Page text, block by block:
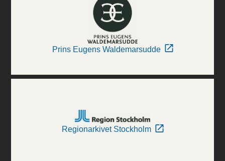
Prins Eugens Waldemarsudde
Regionarkivet Stockholm